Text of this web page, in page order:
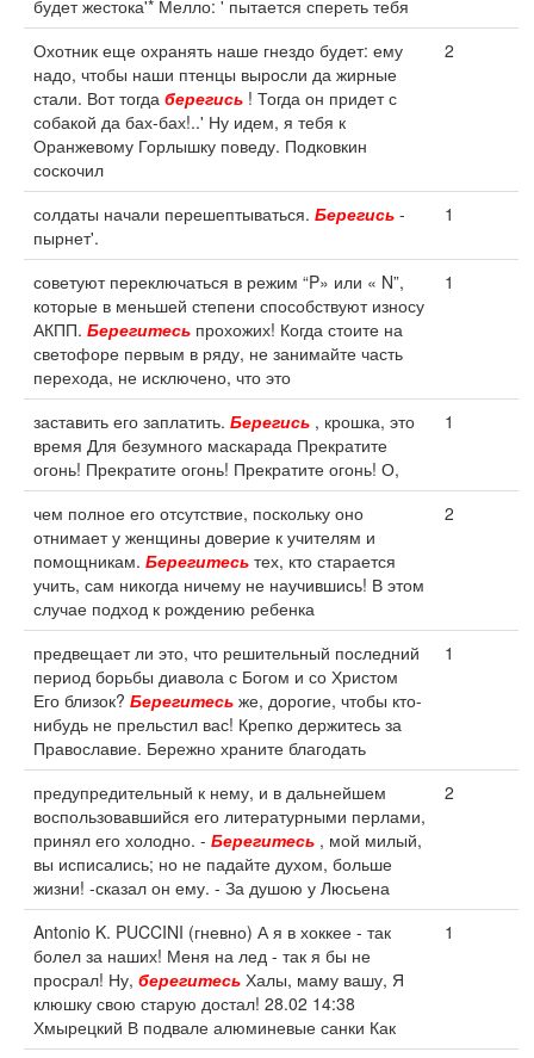
будет жестока'* Мелло: ' пытается спереть тебя
Охотник еще охранять наше гнездо будет: ему
надо, чтобы наши птенцы выросли да жирные
стали. Вот тогда берегись ! Тогда он придет с
собакой да бах-бах!..' Ну идем, я тебя к
Оранжевому Горлышку поведу. Подковкин
соскочил
2
солдаты начали перешептываться. Берегись -
пырнет'.
1
советуют переключаться в режим “P» или « N”,
которые в меньшей степени способствуют износу
АКПП. Берегитесь прохожих! Когда стоите на
светофоре первым в ряду, не занимайте часть
перехода, не исключено, что это
1
заставить его заплатить. Берегись , крошка, это
время Для безумного маскарада Прекратите
огонь! Прекратите огонь! Прекратите огонь! О,
1
чем полное его отсутствие, поскольку оно
отнимает у женщины доверие к учителям и
помощникам. Берегитесь тех, кто старается
учить, сам никогда ничему не научившись! В этом
случае подход к рождению ребенка
2
предвещает ли это, что решительный последний
период борьбы диавола с Богом и со Христом
Его близок? Берегитесь же, дорогие, чтобы кто-
нибудь не прельстил вас! Крепко держитесь за
Православие. Бережно храните благодать
1
предупредительный к нему, и в дальнейшем
воспользовавшийся его литературными перлами,
принял его холодно. - Берегитесь , мой милый,
вы исписались; но не падайте духом, больше
жизни! -сказал он ему. - За душою у Люсьена
2
Antonio K. PUCCINI (гневно) А я в хоккее - так
болел за наших! Меня на лед - так я бы не
просрал! Ну, берегитесь Халы, маму вашу, Я
клюшку свою старую достал! 28.02 14:38
Хмырецкий В подвале алюминевые санки Как
1